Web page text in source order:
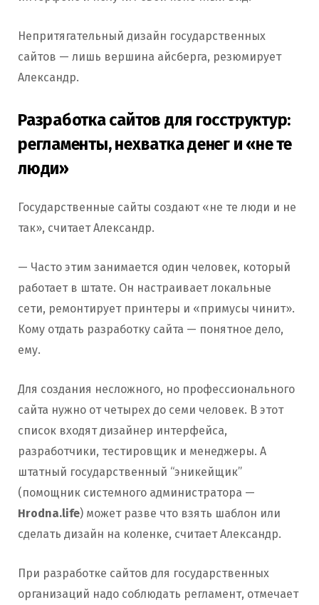
Непритягательный дизайн государственных
сайтов — лишь вершина айсберга, резюмирует
Александр.
Разработка сайтов для госструктур:
регламенты, нехватка денег и «не те
люди»
Государственные сайты создают «не те люди и не
так», считает Александр.
— Часто этим занимается один человек, который
работает в штате. Он настраивает локальные
сети, ремонтирует принтеры и «примусы чинит».
Кому отдать разработку сайта — понятное дело,
ему.
Для создания несложного, но профессионального
сайта нужно от четырех до семи человек. В этот
список входят дизайнер интерфейса,
разработчики, тестировщик и менеджеры. А
штатный государственный “эникейщик”
(помощник системного администратора —
Hrodna.life) может разве что взять шаблон или
сделать дизайн на коленке, считает Александр.
При разработке сайтов для государственных
организаций надо соблюдать регламент, отмечает